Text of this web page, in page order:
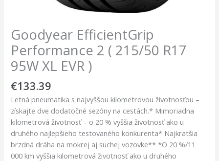
Goodyear EfficientGrip
Performance 2 ( 215/50 R17
95W XL EVR )
€133.39
Letná pneumatika s najvyššou kilometrovou životnosťou –
získajte dve dodatočné sezóny na cestách.* Mimoriadna
kilometrová životnosť – o 20 % vyššia životnosť ako u
druhého najlepšieho testovaného konkurenta* Najkratšia
brzdná dráha na mokrej aj suchej vozovke** *O 20 %/11
000 km vyššia kilometrová životnosť ako u druhého